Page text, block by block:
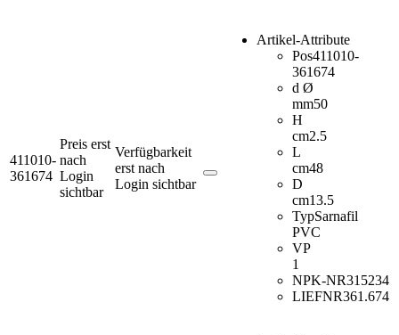
411010-
361674
Preis erst
nach
Login
sichtbar
Verfügbarkeit
erst nach
Login sichtbar
Artikel-Attribute
Pos411010-
361674
d Ø
mm50
H
cm2.5
L
cm48
D
cm13.5
TypSarnafil
PVC
VP
1
NPK-NR315234
LIEFNR361.674